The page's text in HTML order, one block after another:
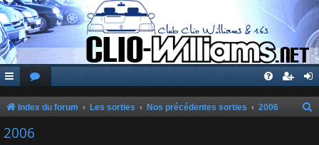
Index du forum Les sorties Nos précédentes sorties 2006
2006